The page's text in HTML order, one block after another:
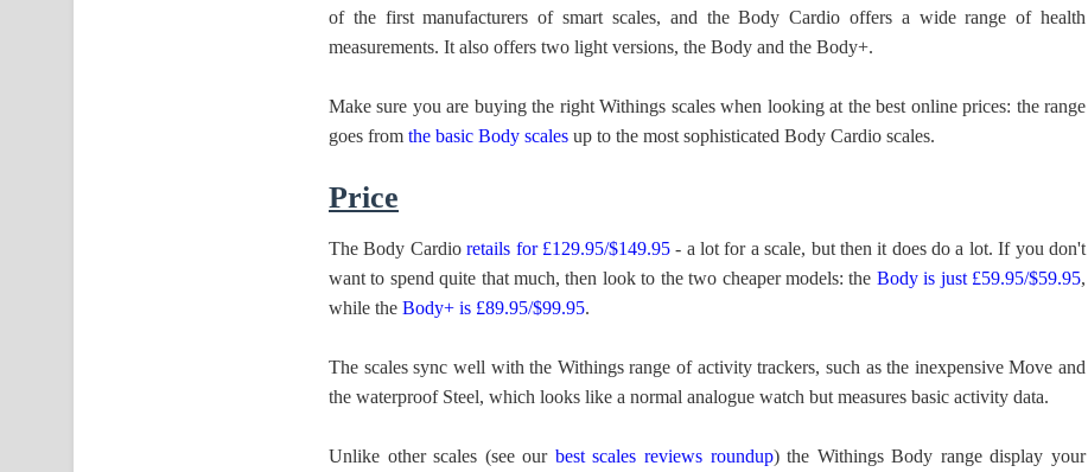
of the first manufacturers of smart scales, and the Body Cardio offers a wide range of health
measurements. It also offers two light versions, the Body and the Body+.
Make sure you are buying the right Withings scales when looking at the best online prices: the range
goes from the basic Body scales up to the most sophisticated Body Cardio scales.
Price
The Body Cardioretails for £129.95/$149.95- a lot for a scale, but then it does do a lot. If you don't
want to spend quite that much, then look to the two cheaper models: the Body is just £59.95/$59.95,
while the Body+ is £89.95/$99.95.
The scales sync well with the Withings range of activity trackers, such as the inexpensive Move and
the waterproof Steel, which looks like a normal analogue watch but measures basic activity data.
Unlike other scales (see our best scales reviews roundup) the Withings Body range display your